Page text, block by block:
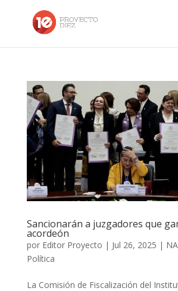
Sancionarán a juzgadores que
acordeón
por Editor Proyecto | Jul 26, 2025 |
Política
La Comisión de Fiscalización del